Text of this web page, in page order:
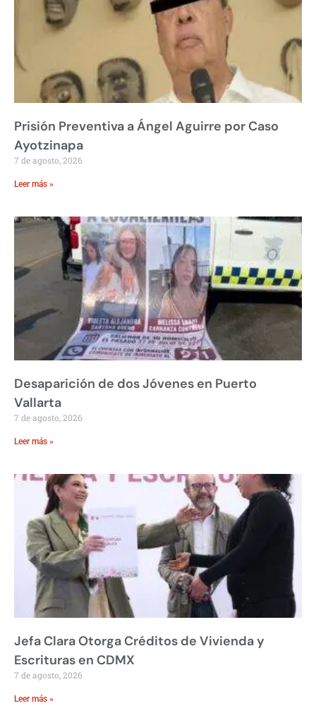
Prisión Preventiva a Ángel Aguirre por Caso
Ayotzinapa
7 de agosto, 2026
Leer más »
Desaparición de dos Jóvenes en Puerto
Vallarta
7 de agosto, 2026
Leer más »
Jefa Clara Otorga Créditos de Vivienda y
Escrituras en CDMX
7 de agosto, 2026
Leer más »